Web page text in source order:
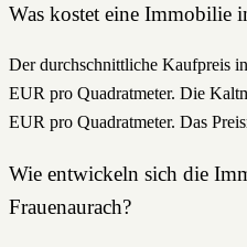
Was kostet eine Immobilie
Der durchschnittliche Kaufpreis
EUR pro Quadratmeter. Die
EUR pro Quadratmeter. Das
Wie entwickeln sich die
Frauenaurach?